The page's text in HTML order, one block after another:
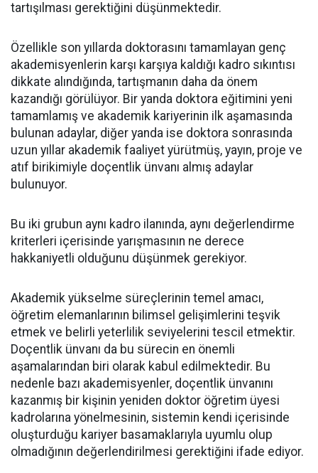
tartışılması gerektiğini düşünmektedir.
Özellikle son yıllarda doktorasını tamamlayan genç
akademisyenlerin karşı karşıya kaldığı kadro sıkıntısı
dikkate alındığında, tartışmanın daha da önem
kazandığı görülüyor. Bir yanda doktora eğitimini yeni
tamamlamış ve akademik kariyerinin ilk aşamasında
bulunan adaylar, diğer yanda ise doktora sonrasında
uzun yıllar akademik faaliyet yürütmüş, yayın, proje ve
atıf birikimiyle doçentlik ünvanı almış adaylar
bulunuyor.
Bu iki grubun aynı kadro ilanında, aynı değerlendirme
kriterleri içerisinde yarışmasının ne derece
hakkaniyetli olduğunu düşünmek gerekiyor.
Akademik yükselme süreçlerinin temel amacı,
öğretim elemanlarının bilimsel gelişimlerini teşvik
etmek ve belirli yeterlilik seviyelerini tescil etmektir.
Doçentlik ünvanı da bu sürecin en önemli
aşamalarından biri olarak kabul edilmektedir. Bu
nedenle bazı akademisyenler, doçentlik ünvanını
kazanmış bir kişinin yeniden doktor öğretim üyesi
kadrolarına yönelmesinin, sistemin kendi içerisinde
oluşturduğu kariyer basamaklarıyla uyumlu olup
olmadığının değerlendirilmesi gerektiğini ifade ediyor.